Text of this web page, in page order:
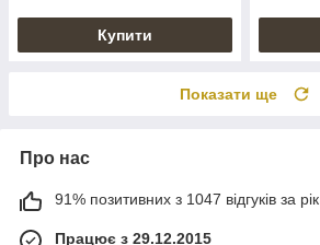
Купити
Показати ще
Про нас
91% позитивних з 1047 відгуків за рік
Працює з 29.12.2015